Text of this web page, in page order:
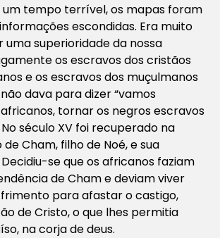
um tempo terrível, os mapas foram
escondidas. Era muito
superioridade da nossa
os escravos dos cristãos
e os escravos dos muçulmanos
dava para dizer “vamos
tornar os negros escravos
século XV foi recuperado na
Cham, filho de Noé, e sua
se que os africanos faziam
de Cham e deviam viver
para afastar o castigo,
de Cristo, o que lhes permitia
na corja de deus.